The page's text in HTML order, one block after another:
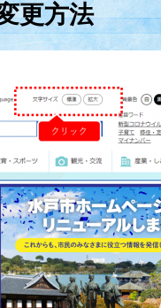
更方法